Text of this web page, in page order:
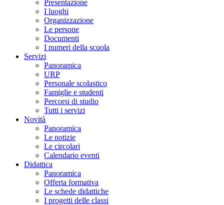
Presentazione
I luoghi
Organizzazione
Le persone
Documenti
I numeri della scuola
Servizi
Panoramica
URP
Personale scolastico
Famiglie e studenti
Percorsi di studio
Tutti i servizi
Novità
Panoramica
Le notizie
Le circolari
Calendario eventi
Didattica
Panoramica
Offerta formativa
Le schede didattiche
I progetti delle classi